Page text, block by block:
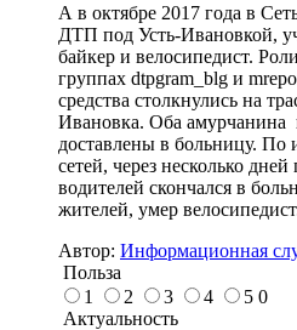
А в октябре 2017 года в
ДТП под Усть-Ивановкой,
байкер и велосипедист.
группах dtpgram_blg и
средства столкнулись на
Ивановка. Оба амурчанина
доставлены в больницу.
сетей, через несколько
водителей скончался в
жителей, умер
Автор: Информационная
Польза
1
2 3 4 5 0
Актуальность